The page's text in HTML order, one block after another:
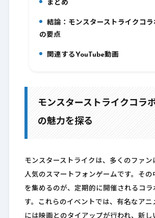
10.まとめ
11.結論：モンスターストライクコラ
の要点
12.関連するYouTube動画
モンスターストライクコラ
の魅力を探る
モンスターストライクは、多くのファン
人気のスマートフォンゲームです。その
を集めるのが、定期的に開催されるコラ
す。これらのイベントでは、有名なアニ
には映画とのタイアップが行われ、新し